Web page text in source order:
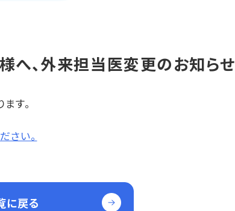
へ、外来担当医変更のお知らせ
す。
さい。
に戻る